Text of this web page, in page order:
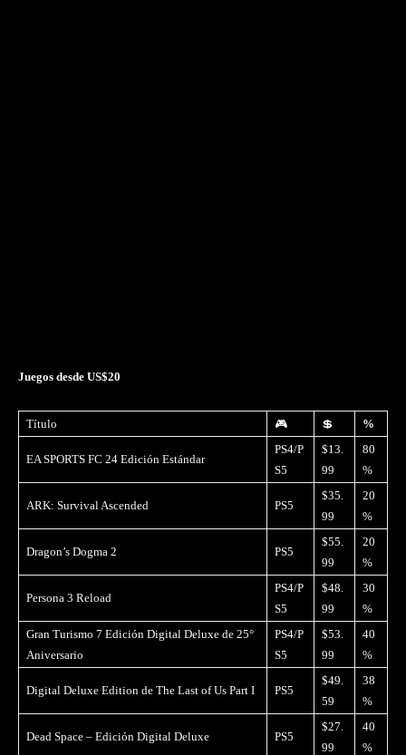
Juegos desde US$20
Título 🎮 💲 %
EA SPORTS FC 24 Edición Estándar
PS4/P
S5
$13.
99
80
%
ARK: Survival Ascended PS5
$35.
99
20
%
Dragon’s Dogma 2 PS5
$55.
99
20
%
Persona 3 Reload
PS4/P
S5
$48.
99
30
%
Gran Turismo 7 Edición Digital Deluxe de 25°
Aniversario
PS4/P
S5
$53.
99
40
%
Digital Deluxe Edition de The Last of Us Part I PS5
$49.
59
38
%
Dead Space – Edición Digital Deluxe PS5
$27.
99
40
%